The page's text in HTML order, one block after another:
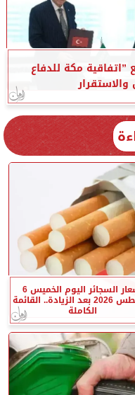
مكة للدفاع
والاستقرار
أسعار السجائر اليوم الخميس 6
أغسطس 2026 بعد الزيادة.. القائمة
الكاملة